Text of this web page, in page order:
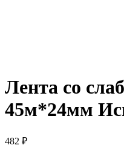
Лента со
45м*24мм
482 ₽